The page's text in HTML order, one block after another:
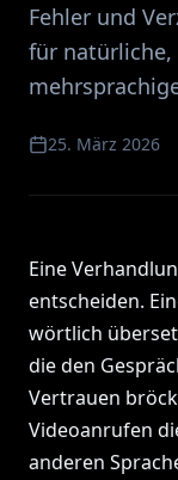
Fehler und
für natürliche,
25. März 2026
Eine
entscheiden.
wörtlich
die den
Vertrauen
Videoanrufen
anderen